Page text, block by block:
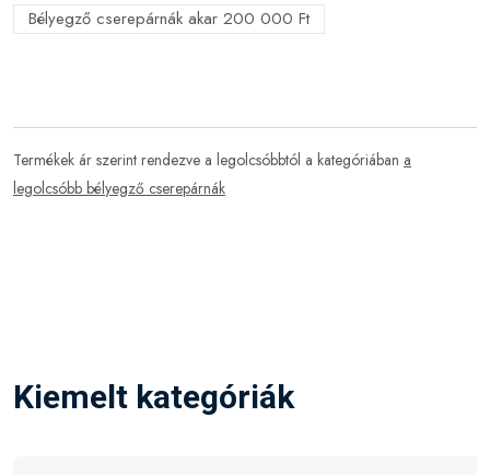
Bélyegző cserepárnák akar 200 000 Ft
Termékek ár szerint rendezve a legolcsóbbtól a kategóriában a
legolcsóbb bélyegző cserepárnák
Kiemelt kategóriák